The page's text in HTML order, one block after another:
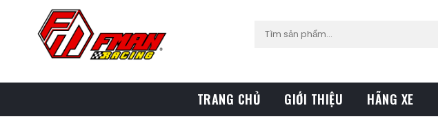
TRANG CHỦ GIỚI THIỆU HÃNG XE